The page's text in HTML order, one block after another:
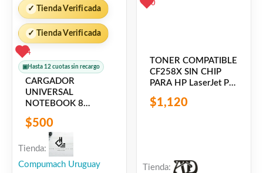
✓ Tienda Verificada
✓ Tienda Verificada
4
▣ Hasta 12 cuotas sin recargo
CARGADOR
UNIVERSAL
NOTEBOOK 8
PUNTAS
$500
Tienda:
Compumach Uruguay
0
TONER COMPATIBLE
CF258X SIN CHIP
PARA HP LaserJet Pro
M404 N/DN/DW –
M428 FDN/FDW
$1,120
Tienda: